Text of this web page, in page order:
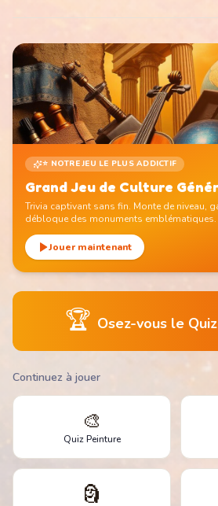
⭐ NOTRE JEU LE PLUS ADDICTIF
Grand Jeu de Culture
Trivia captivant sans fin. Monte de niveau,
débloque des monuments emblématiques.
Jouer maintenant
🏆 Osez-vous le
Continuez à jouer
🎨
Quiz Peinture
🗿